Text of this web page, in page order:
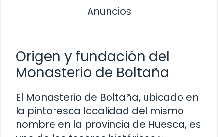
Anuncios
Origen y fundación del
Monasterio de Boltaña
El Monasterio de Boltaña, ubicado en
la pintoresca localidad del mismo
nombre en la provincia de Huesca, es